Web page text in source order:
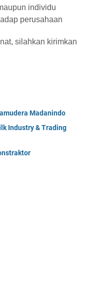
individu
perusahaan
silahkan kirimkan
Madanindo
Industry & Trading